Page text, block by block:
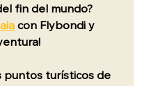
fin del mundo?
con Flybondi y
puntos turísticos de